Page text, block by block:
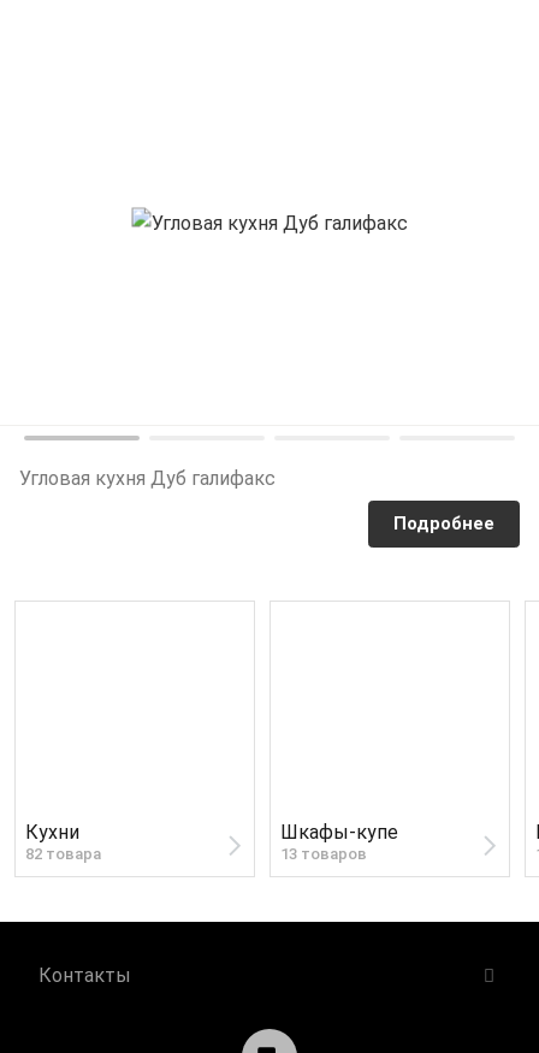
Угловая кухня Дуб галифакс
Подробнее
Кухни
82 товара
Шкафы-купе
13 товаров
Контакты